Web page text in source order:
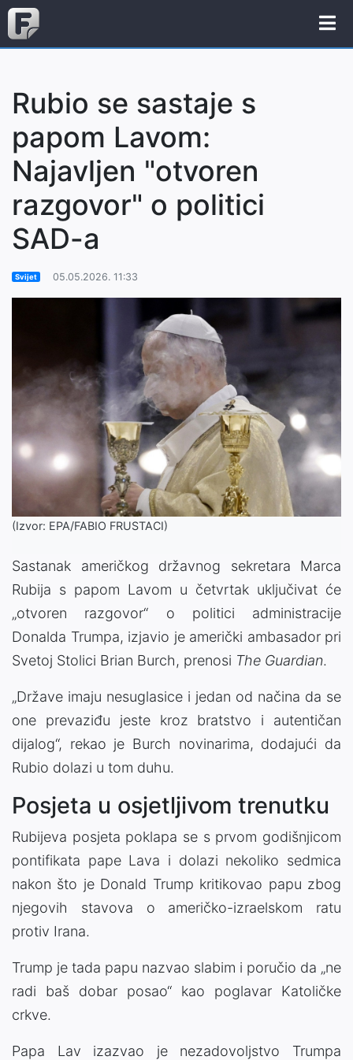
Rubio se sastaje s
papom Lavom:
Najavljen "otvoren
razgovor" o politici
SAD-a
Svijet 05.05.2026. 11:33
(Izvor: EPA/FABIO FRUSTACI)
Sastanak američkog državnog sekretara Marca
Rubija s papom Lavom u četvrtak uključivat će
„otvoren razgovor“ o politici administracije
Donalda Trumpa, izjavio je američki ambasador pri
Svetoj Stolici Brian Burch, prenosi The Guardian.
„Države imaju nesuglasice i jedan od načina da se
one prevaziđu jeste kroz bratstvo i autentičan
dijalog“, rekao je Burch novinarima, dodajući da
Rubio dolazi u tom duhu.
Posjeta u osjetljivom trenutku
Rubijeva posjeta poklapa se s prvom godišnjicom
pontifikata pape Lava i dolazi nekoliko sedmica
nakon što je Donald Trump kritikovao papu zbog
njegovih stavova o američko-izraelskom ratu
protiv Irana.
Trump je tada papu nazvao slabim i poručio da „ne
radi baš dobar posao“ kao poglavar Katoličke
crkve.
Papa Lav izazvao je nezadovoljstvo Trumpa